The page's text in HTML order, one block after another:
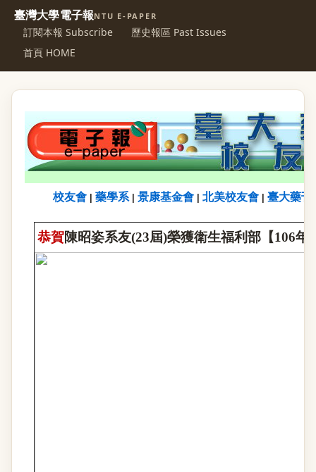
臺灣大學電子報NTU E-PAPER
訂閱本報 Subscribe
歷史報區 Past Issues
首頁 HOME
校友會 藥學系| 景康基金會 北美校友會 臺大藥刊
恭賀陳昭姿系友(23屆)榮獲衛生福利部【106年